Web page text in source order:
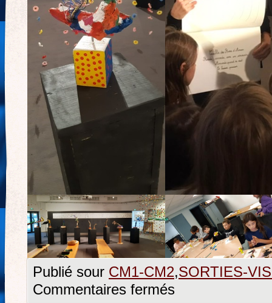
Publié sour CM1-CM2,SORTIES-
Commentaires fermés